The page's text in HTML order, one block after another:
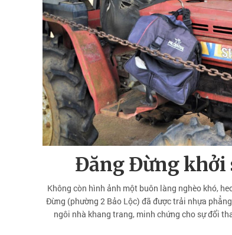
Đăng Đừng khởi
Không còn hình ảnh một buôn làng nghèo khó,
Đừng (phường 2 Bảo Lộc) đã được trải nhựa
ngôi nhà khang trang, minh chứng cho sự đổi